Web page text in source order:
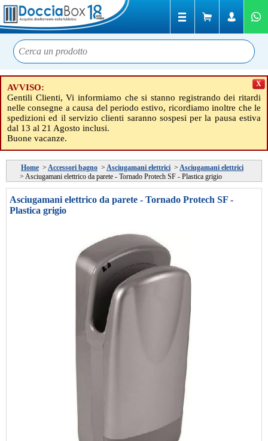
AVVISO:
Gentili Clienti, Vi informiamo che si stanno registrando dei ritardi
nelle consegne a causa del periodo estivo, ricordiamo inoltre che le
spedizioni ed il servizio clienti saranno sospesi per la pausa estiva
dal 13 al 21 Agosto inclusi.
Buone vacanze.
X
Home > Accessori bagno > Asciugamani elettrici > Asciugamani elettrici
> Asciugamani elettrico da parete - Tornado Protech SF - Plastica grigio
Asciugamani elettrico da parete - Tornado Protech SF -
Plastica grigio